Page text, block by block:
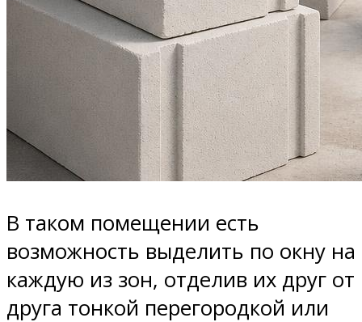
В таком помещении есть
возможность выделить по окну на
каждую из зон, отделив их друг от
друга тонкой перегородкой или